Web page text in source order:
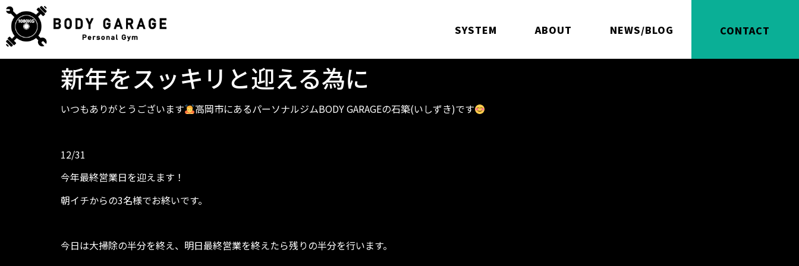
SYSTEM ABOUT NEWS/BLOG CONTACT
新年をスッキリと迎える為に
いつもありがとうございます 高岡市にあるパーソナルジムBODY GARAGEの石築(いしずき)です
12/31
今年最終営業日を迎えます！
朝イチからの3名様でお終いです。
今日は大掃除の半分を終え、明日最終営業を終えたら残りの半分を行います。